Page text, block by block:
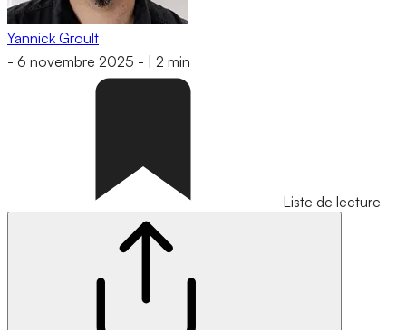
Yannick Groult
- 6 novembre 2025 - 2 min
Liste de lecture